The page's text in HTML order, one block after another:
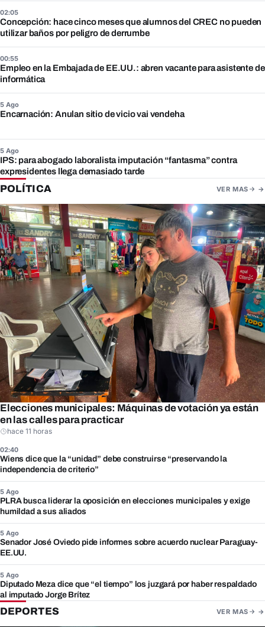
02:05
Concepción: hace cinco meses que alumnos del CREC no pueden
utilizar baños por peligro de derrumbe
00:55
Empleo en la Embajada de EE.UU.: abren vacante para asistente de
informática
5 Ago
Encarnación: Anulan sitio de vicio vai vendeha
5 Ago
IPS: para abogado laboralista imputación “fantasma” contra
expresidentes llega demasiado tarde
POLÍTICA VER MAS
Elecciones municipales: Máquinas de votación ya están
en las calles para practicar
hace 11 horas
02:40
Wiens dice que la “unidad” debe construirse “preservando la
independencia de criterio”
5 Ago
PLRA busca liderar la oposición en elecciones municipales y exige
humildad a sus aliados
5 Ago
Senador José Oviedo pide informes sobre acuerdo nuclear Paraguay-
EE.UU.
5 Ago
Diputado Meza dice que “el tiempo” los juzgará por haber respaldado
al imputado Jorge Brítez
DEPORTES VER MAS